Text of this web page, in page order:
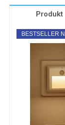
Produkt
BESTSELLER